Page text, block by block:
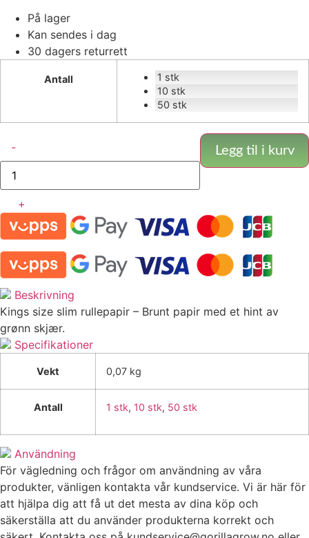
På lager
Kan sendes i dag
30 dagers returrett
Antall
1 stk
10 stk
50 stk
King
size
slim
Green
papir
antall
-
+
Legg til i kurv
Beskrivning
Kings size slim rullepapir – Brunt papir med et hint av
grønn skjær.
Specifikationer
Vekt 0,07 kg
Antall 1 stk, 10 stk, 50 stk
Användning
För vägledning och frågor om användning av våra
produkter, vänligen kontakta vår kundservice. Vi är här för
att hjälpa dig att få ut det mesta av dina köp och
säkerställa att du använder produkterna korrekt och